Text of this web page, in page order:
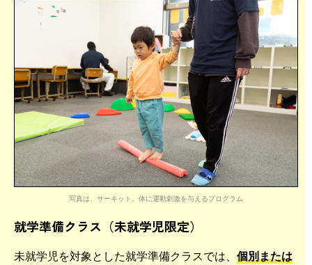
写真は、サーキット。体に運動刺激を与えるプログラム
就学準備クラス（未就学児限定）
未就学児を対象とした就学準備クラスでは、 個別または